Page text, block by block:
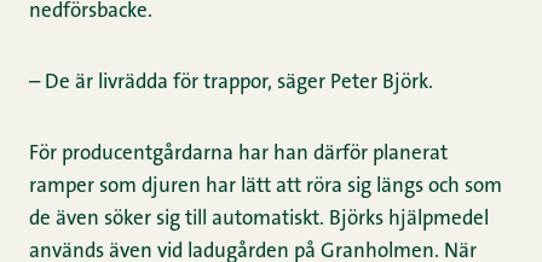
nedförsbacke.
– De är livrädda för trappor, säger Peter Björk.
För producentgårdarna har han därför planerat
ramper som djuren har lätt att röra sig längs och som
de även söker sig till automatiskt. Björks hjälpmedel
används även vid ladugården på Granholmen. När